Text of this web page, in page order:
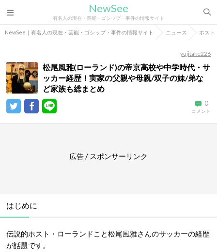
NewSee
有名人の現在・芸能・ゴシップ・事件の情報サイト
NewSee｜有名人の現在・芸能・ゴシップ・事件の情報サイト ニュース ホスト
yujitake226
松尾風雅(ローランド)の帝京高校や中学時代・サ
ッカー経歴！実家の父親や母親/双子の妹/弟な
ど家族も総まとめ
0
コメント
広告 / スポンサーリンク
はじめに
伝説的ホスト・ローランドこと松尾風雅さんのサッカーの経歴
が話題です。